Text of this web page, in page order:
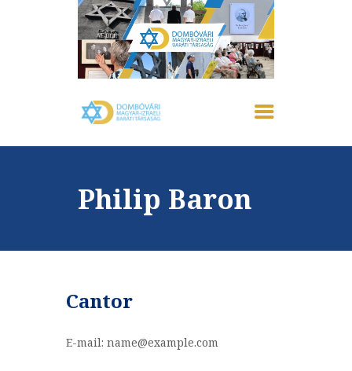
Philip Baron
FŐOLDAL
IZRAELRŐL
AKTUÁLIS
EMLÉKHÁZ
Cantor
E-mail: name@example.com